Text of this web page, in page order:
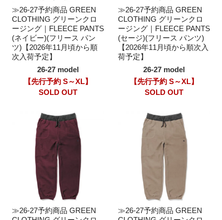
≫26-27予約商品 GREEN
CLOTHING グリーンクロ
ージング｜FLEECE PANTS
(ネイビー)(フリース パン
ツ)【2026年11月頃から順
次入荷予定】
26-27 model
【先行予約 S～XL】
SOLD OUT
≫26-27予約商品 GREEN
CLOTHING グリーンクロ
ージング｜FLEECE PANTS
(セージ)(フリース パンツ)
【2026年11月頃から順次入
荷予定】
26-27 model
【先行予約 S～XL】
SOLD OUT
≫26-27予約商品 GREEN
≫26-27予約商品 GREEN